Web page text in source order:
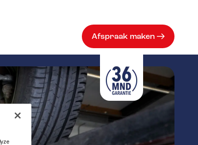
Afspraak maken